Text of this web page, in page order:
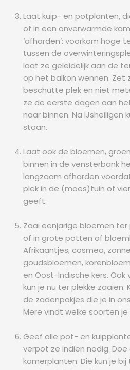
Laat kuip- en potplanten,
of in een onverwarmde
‘afharden’: voorkom hoge
tussen de
laat ze geleidelijk aan de
op het balkon wennen. Zet
beschutte plek en niet
ze de eerste dagen aan
naar binnen. Na IJsheiligen
staan.
Laat ook de bloemen,
binnen in de vensterbank
langzaam afharden
plek in de (moes)tuin of
geeft.
Zaai eenjarige bloemen ter
of in grote potten of
Afrikaantjes, cosmea,
goudsbloemen,
en Oost-Indische kers.
kun je nu ter plekke zaaien.
de zadenpakjes die je in
Mere vindt welke soorten
Geef alle pot- en
verpot ze indien nodig.
kamerplanten. Die kun je